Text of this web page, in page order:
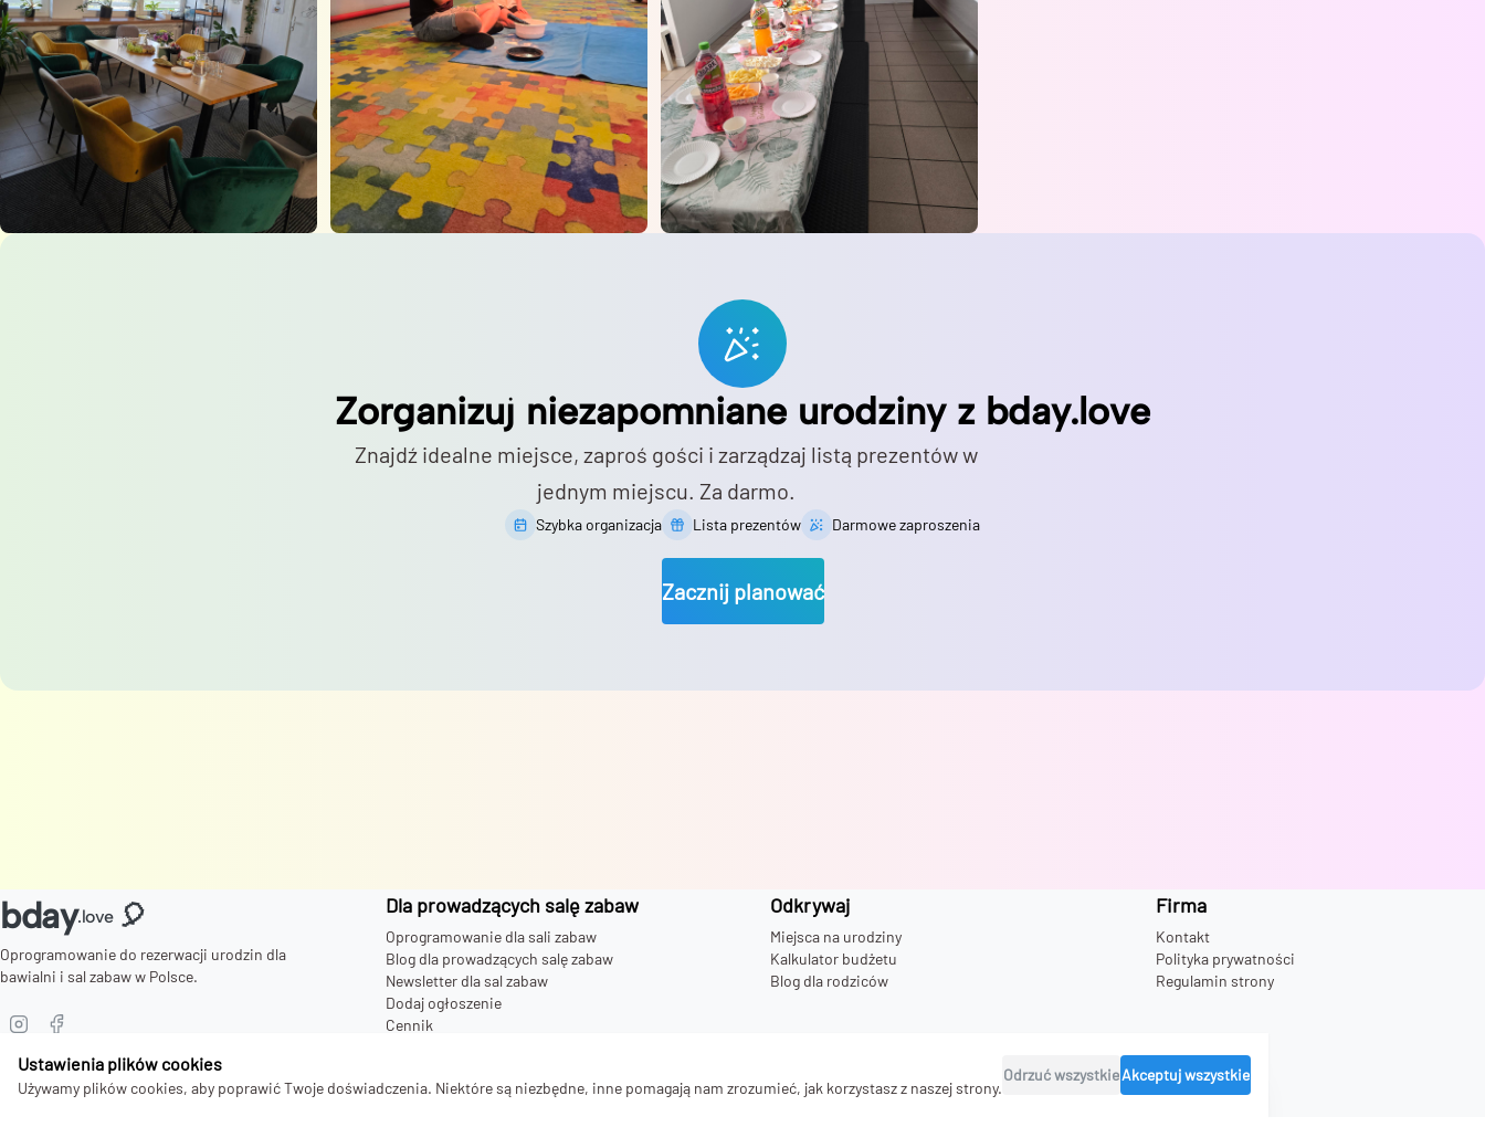
Ustawienia plików cookies
Używamy plików cookies, aby poprawić Twoje doświadczenia. Niektóre są niezbędne, inne pomagają nam zrozumieć, jak korzystasz z naszej strony.
Odrzuć wszystkieAkceptuj wszystkie
Zorganizuj niezapomniane urodziny z bday.love
Znajdź idealne miejsce, zaproś gości i zarządzaj listą prezentów w
jednym miejscu. Za darmo.
Szybka organizacja Lista prezentów Darmowe zaproszenia
Zacznij planować
bday.love 🎈
Oprogramowanie do rezerwacji urodzin dla
bawialni i sal zabaw w Polsce.
Dla prowadzących salę zabaw
Oprogramowanie dla sali zabaw
Blog dla prowadzących salę zabaw
Newsletter dla sal zabaw
Dodaj ogłoszenie
Cennik
Odkrywaj
Miejsca na urodziny
Kalkulator budżetu
Blog dla rodziców
Firma
Kontakt
Polityka prywatności
Regulamin strony